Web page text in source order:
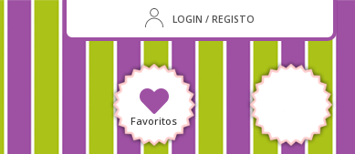
LOGIN / REGISTO
Favoritos